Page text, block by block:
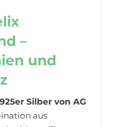
–
und
Silber von AG
aus